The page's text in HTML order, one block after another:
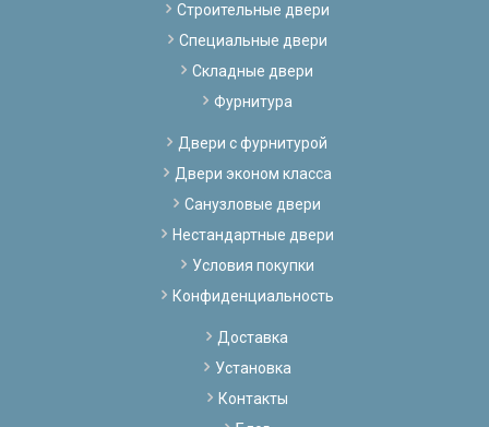
Строительные двери
Специальные двери
Складные двери
Фурнитура
Двери с фурнитурой
Двери эконом класса
Санузловые двери
Нестандартные двери
Условия покупки
Конфиденциальность
Доставка
Установка
Контакты